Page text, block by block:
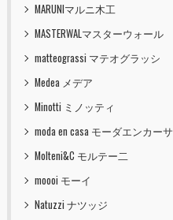
MARUNIマルニ木工
MASTERWALマスターウォール
matteograssi マテオグラッシ
Medea メデア
Minotti ミノッティ
moda en casa モーダエンカーサ
Molteni&C モルテー二
moooi モーイ
Natuzzi ナツッジ